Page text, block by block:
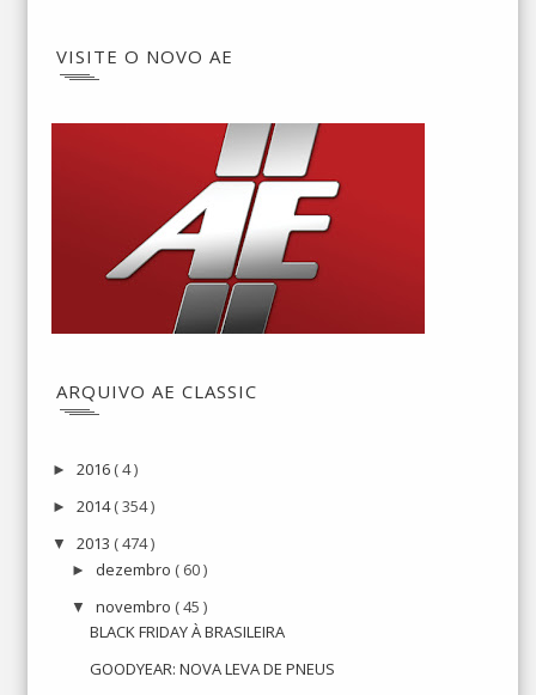
VISITE O NOVO AE
ARQUIVO AE CLASSIC
► 2016 ( 4 )
► 2014( 354 )
▼ 2013 ( 474 )
► dezembro ( 60 )
▼ novembro ( 45 )
BLACK FRIDAY À BRASILEIRA
GOODYEAR: NOVA LEVA DE PNEUS